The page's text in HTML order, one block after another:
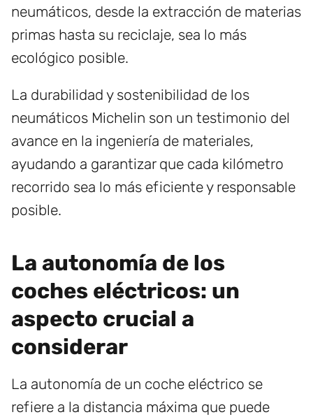
neumáticos, desde la extracción de materias
primas hasta su reciclaje, sea lo más
ecológico posible.
La durabilidad y sostenibilidad de los
neumáticos Michelin son un testimonio del
avance en la ingeniería de materiales,
ayudando a garantizar que cada kilómetro
recorrido sea lo más eficiente y responsable
posible.
La autonomía de los
coches eléctricos: un
aspecto crucial a
considerar
La autonomía de un coche eléctrico se
refiere a la distancia máxima que puede